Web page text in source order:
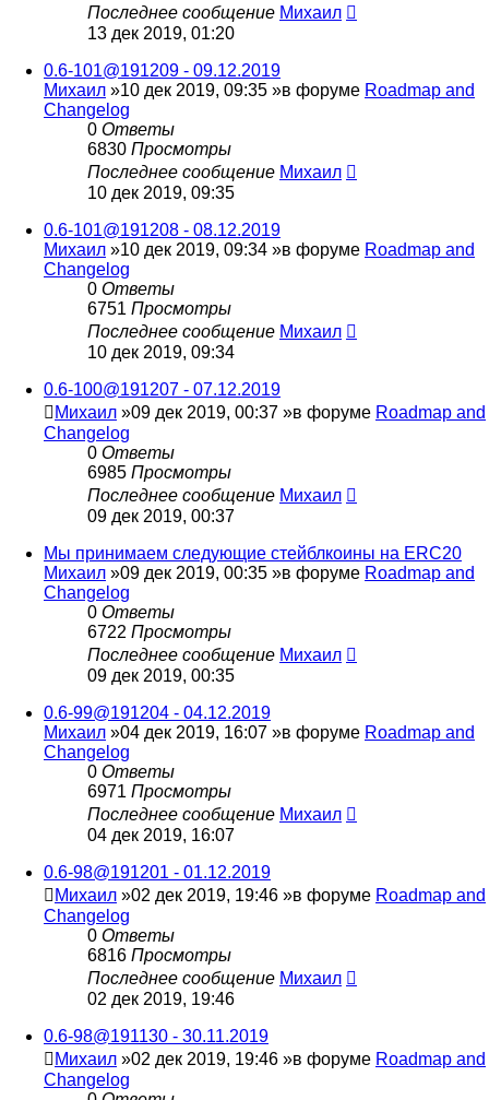
Последнее сообщение Михаил
13 дек 2019, 01:20
0.6-101@191209 - 09.12.2019
Михаил »10 дек 2019, 09:35 »в форуме Roadmap and
Changelog
0 Ответы
6830 Просмотры
Последнее сообщение Михаил
10 дек 2019, 09:35
0.6-101@191208 - 08.12.2019
Михаил »10 дек 2019, 09:34 »в форуме Roadmap and
Changelog
0 Ответы
6751 Просмотры
Последнее сообщение Михаил
10 дек 2019, 09:34
0.6-100@191207 - 07.12.2019
Михаил »09 дек 2019, 00:37 »в форуме Roadmap and
Changelog
0 Ответы
6985 Просмотры
Последнее сообщение Михаил
09 дек 2019, 00:37
Мы принимаем следующие стейблкоины на ERC20
Михаил »09 дек 2019, 00:35 »в форуме Roadmap and
Changelog
0 Ответы
6722 Просмотры
Последнее сообщение Михаил
09 дек 2019, 00:35
0.6-99@191204 - 04.12.2019
Михаил »04 дек 2019, 16:07 »в форуме Roadmap and
Changelog
0 Ответы
6971 Просмотры
Последнее сообщение Михаил
04 дек 2019, 16:07
0.6-98@191201 - 01.12.2019
Михаил »02 дек 2019, 19:46 »в форуме Roadmap and
Changelog
0 Ответы
6816 Просмотры
Последнее сообщение Михаил
02 дек 2019, 19:46
0.6-98@191130 - 30.11.2019
Михаил »02 дек 2019, 19:46 »в форуме Roadmap and
Changelog